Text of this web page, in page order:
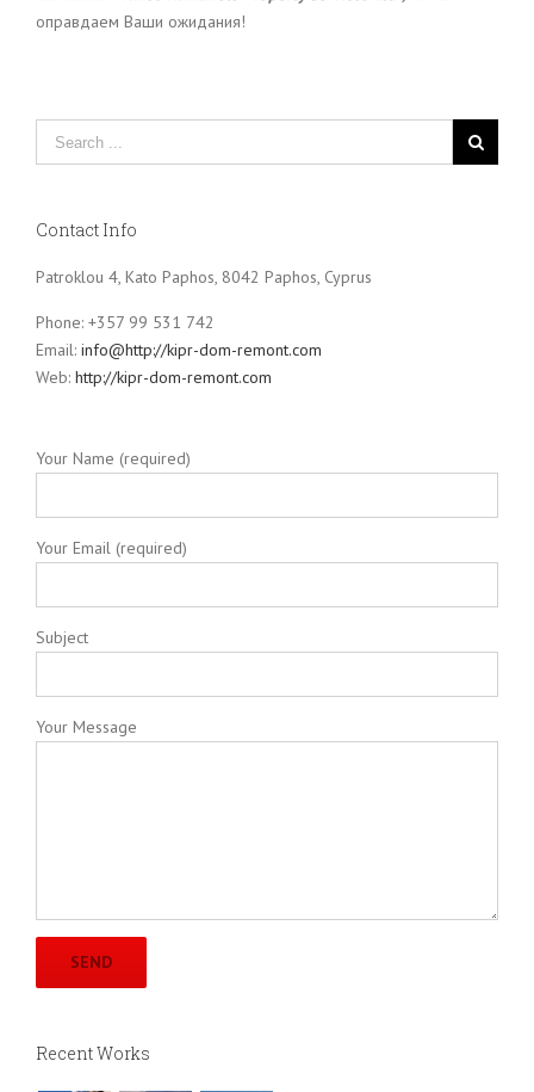
оправдаем Ваши ожидания!
Contact Info
Patroklou 4, Kato Paphos, 8042 Paphos, Cyprus
Phone: +357 99 531 742
Email: info@http://kipr-dom-remont.com
Web: http://kipr-dom-remont.com
Your Name (required)
Your Email (required)
Subject
Your Message
Recent Works